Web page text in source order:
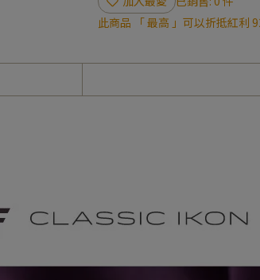
此商品 「 最高 」可以折抵紅利